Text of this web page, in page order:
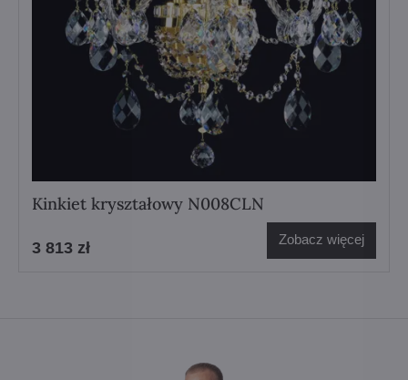
Kinkiet kryształowy N008CLN
3 813 zł Zobacz więcej